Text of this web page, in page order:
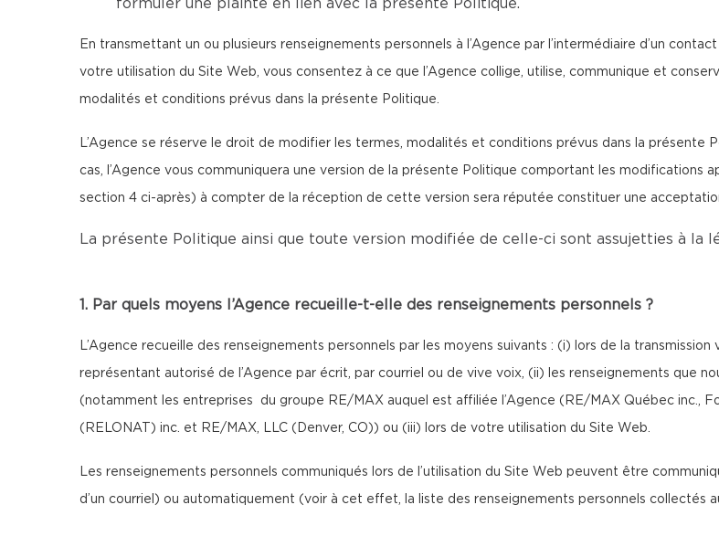
formuler une plainte en lien avec la présente Politique.
En transmettant un ou plusieurs renseignements personnels à l’Agence par l’intermédiaire d’un
votre utilisation du Site Web, vous consentez à ce que l’Agence collige, utilise, communique et
modalités et conditions prévus dans la présente Politique.
L’Agence se réserve le droit de modifier les termes, modalités et conditions prévus dans la présente
cas, l’Agence vous communiquera une version de la présente Politique comportant les modifications
section 4 ci-après) à compter de la réception de cette version sera réputée constituer une
La présente Politique ainsi que toute version modifiée de celle-ci sont assujetties à la
1. Par quels moyens l’Agence recueille-t-elle des renseignements personnels ?
L’Agence recueille des renseignements personnels par les moyens suivants : (i) lors de la
représentant autorisé de l’Agence par écrit, par courriel ou de vive voix, (ii) les renseignements que
(notamment les entreprises du groupe RE/MAX auquel est affiliée l’Agence (RE/MAX Québec inc.,
(RELONAT) inc. et RE/MAX, LLC (Denver, CO)) ou (iii) lors de votre utilisation du Site Web.
Les renseignements personnels communiqués lors de l’utilisation du Site Web peuvent être
d’un courriel) ou automatiquement (voir à cet effet, la liste des renseignements personnels collectés